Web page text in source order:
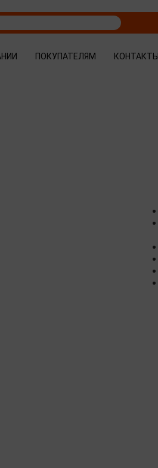
ПОКУПАТЕЛЯМ КОНТАКТЫ